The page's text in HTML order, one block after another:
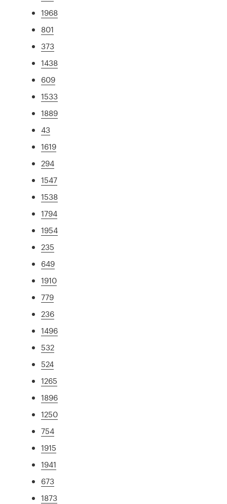
1968
801
373
1438
609
1533
1889
43
1619
294
1547
1538
1794
1954
235
649
1910
779
236
1496
532
524
1265
1896
1250
754
1915
1941
673
1873